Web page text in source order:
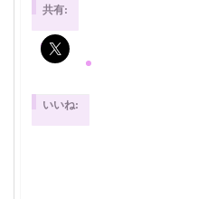
共有:
いいね: